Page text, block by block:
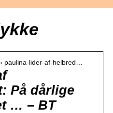
paulina-lider-af-helbred…
På dårlige
… – BT